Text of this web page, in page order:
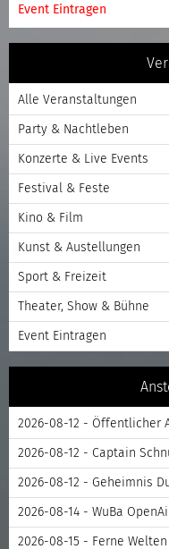
Event Eintragen
Alle Veranstaltungen
Party & Nachtleben
Konzerte & Live Events
Festival & Feste
Kino & Film
Kunst & Austellungen
Sport & Freizeit
Theater, Show & Bühne
Event Eintragen
2026-08-12 - Öffentlicher
2026-08-12 - Captain
2026-08-12 - Geheimnis
2026-08-14 - WuBa
2026-08-15 - Ferne